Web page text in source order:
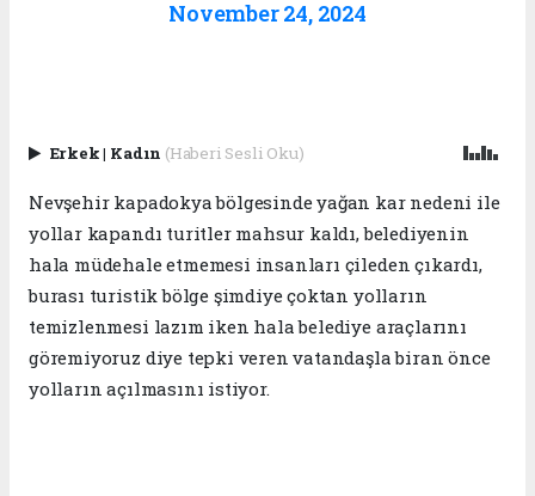
November 24, 2024
Erkek| Kadın (Haberi Sesli Oku)
Nevşehir kapadokya bölgesinde yağan kar nedeni ile
yollar kapandı turitler mahsur kaldı, belediyenin
hala müdehale etmemesi insanları çileden çıkardı,
burası turistik bölge şimdiye çoktan yolların
temizlenmesi lazım iken hala belediye araçlarını
göremiyoruz diye tepki veren vatandaşla biran önce
yolların açılmasını istiyor.